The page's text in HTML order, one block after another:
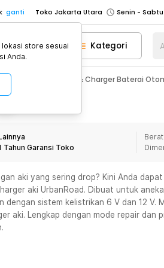
ganti Toko Jakarta Utara
Toko Tangerang
Toko Cikupa
Pick n Go Jakarta Barat
Senin -
Pick n Go Bekasi
Senin - Jumat
Senin - Jumat
Senin -
Senin -
Toko Tangerang
Toko Cikupa
Pick n Go Jakarta Barat
Senin -
Senin - Jumat
Kategori
Jump Starter, Aki & Charger Baterai
Tahun Garansi Toko
aki yang sering drop? Kini Anda
aki UrbanRoad. Dibuat untuk
dengan sistem kelistrikan 6 V dan 12 V.
aki. Lengkap dengan mode repair
lokasi store sesuai
Anda.